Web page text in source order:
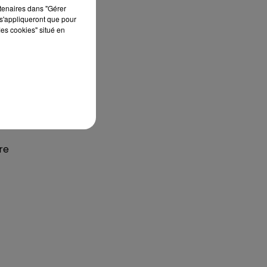
dans "Gérer
que pour
cookies" situé en